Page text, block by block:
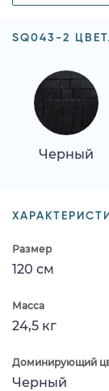
SQ043-2
Черный
Размер
120 см
Масса
24,5 кг
Доминирующий
Черный